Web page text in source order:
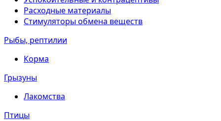
Расходные материалы
Стимуляторы обмена веществ
Рыбы, рептилии
Корма
Грызуны
Лакомства
Птицы